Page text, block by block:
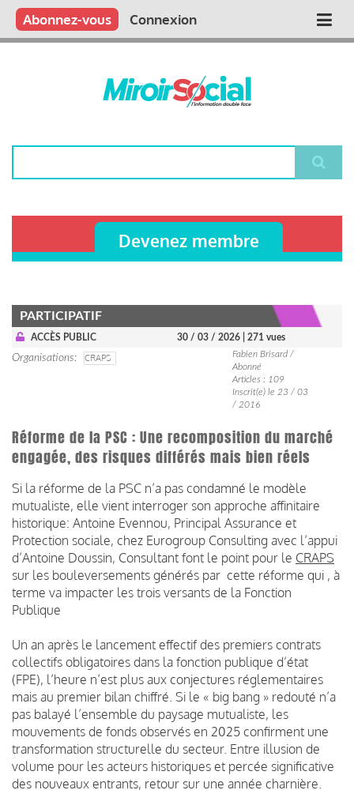
Aller
contenu
Main
Qui sommes nous ?
Vous publiez
Nous publions
Contactez-nous
Abonnez-vous Connexion
Devenez membre
PARTICIPATIF
ACCÈS PUBLIC 30 / 03 / 2026 | 271 vues
Organisations CRAPS
Fabien Brisard /
Abonné
Articles : 109
Inscrit(e) le 23 / 03
/ 2016
Réforme de la PSC : Une recomposition du marché
engagée, des risques différés mais bien réels
Si la réforme de la PSC n’a pas condamné le modèle
mutualiste, elle vient interroger son approche affinitaire
historique: Antoine Evennou, Principal Assurance et
Protection sociale, chez Eurogroup Consulting avec l’appui
d’Antoine Doussin, Consultant font le point pour le CRAPS
sur les bouleversements générés par cette réforme qui , à
terme va impacter les trois versants de la Fonction
Publique
Un an après le lancement effectif des premiers contrats
collectifs obligatoires dans la fonction publique d’état
(FPE), l’heure n’est plus aux conjectures réglementaires
mais au premier bilan chiffré. Si le « big bang » redouté n’a
pas balayé l’ensemble du paysage mutualiste, les
mouvements de fonds observés en 2025 confirment une
transformation structurelle du secteur. Entre illusion de
volume pour les acteurs historiques et percée significative
des nouveaux entrants, retour sur une année charnière.